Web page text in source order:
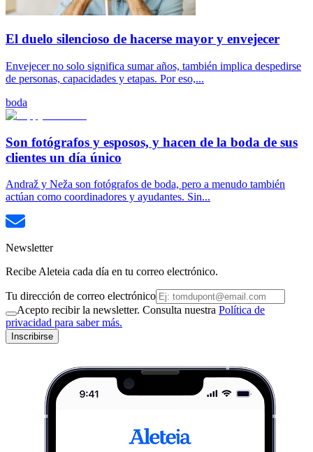
El duelo silencioso de hacerse mayor y envejecer
Envejecer no solo significa sumar años, también implica despedirse
de personas, capacidades y etapas. Por eso,...
boda
Son fotógrafos y esposos, y hacen de la boda de sus
clientes un día único
Andraž y Neža son fotógrafos de boda, pero a menudo también
actúan como coordinadores y ayudantes. Sin...
Newsletter
Recibe Aleteia cada día en tu correo electrónico.
Tu dirección de correo electrónico
Acepto recibir la newsletter. Consulta nuestra Política de
privacidad para saber más.
Inscribirse